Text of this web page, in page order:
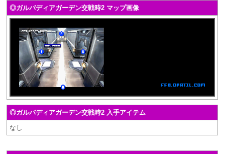
◎ガルバディアガーデン交戦時2 マップ画像
◎ガルバディアガーデン交戦時2 入手アイテム
なし